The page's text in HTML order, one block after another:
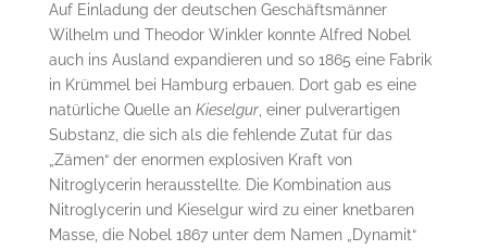
Auf Einladung der deutschen Geschäftsmänner
Wilhelm und Theodor Winkler konnte Alfred Nobel
auch ins Ausland expandieren und so 1865 eine Fabrik
in Krümmel bei Hamburg erbauen. Dort gab es eine
natürliche Quelle an Kieselgur, einer pulverartigen
Substanz, die sich als die fehlende Zutat für das
„Zämen“ der enormen explosiven Kraft von
Nitroglycerin herausstellte. Die Kombination aus
Nitroglycerin und Kieselgur wird zu einer knetbaren
Masse, die Nobel 1867 unter dem Namen „Dynamit“